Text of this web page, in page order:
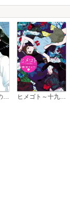
恋は雨上がりのように ヒメゴト～十九歳の制服～